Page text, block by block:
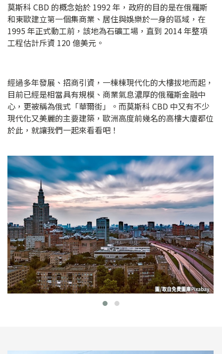
莫斯科 CBD 的概念始於 1992 年，政府的目的是在俄羅斯
和東歐建立第一個集商業、居住與娛樂於一身的區域，在
1995 年正式動工前，該地為石礦工場，直到 2014 年整項
工程估計斥資 120 億美元。
經過多年發展、招商引資，一棟棟現代化的大樓拔地而起，
目前已經是相當具有規模、商業氣息濃厚的俄羅斯金融中
心，更被稱為俄式「華爾街」。而莫斯科 CBD 中又有不少
現代化又美麗的主要建築，歐洲高度前幾名的高樓大廈都位
於此，就讓我們一起來看看吧！